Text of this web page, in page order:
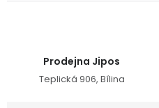
Prodejna Jipos
Teplická 906, Bílina